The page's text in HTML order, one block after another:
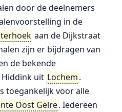
door de deelnemers
in de
aan de Dijkstraat
zijn er bijdragen van
de bekende
uit Lochem.
toegankelijk voor alle
Oost Gelre. Iedereen